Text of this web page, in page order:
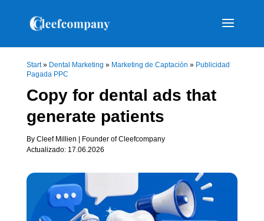
Start» Dental Marketing » Marketing de Captación » Publicidad
Pagada PPC
Copy for dental ads that
generate patients
By Cleef Millien | Founder of Cleefcompany
Actualizado: 17.06.2026